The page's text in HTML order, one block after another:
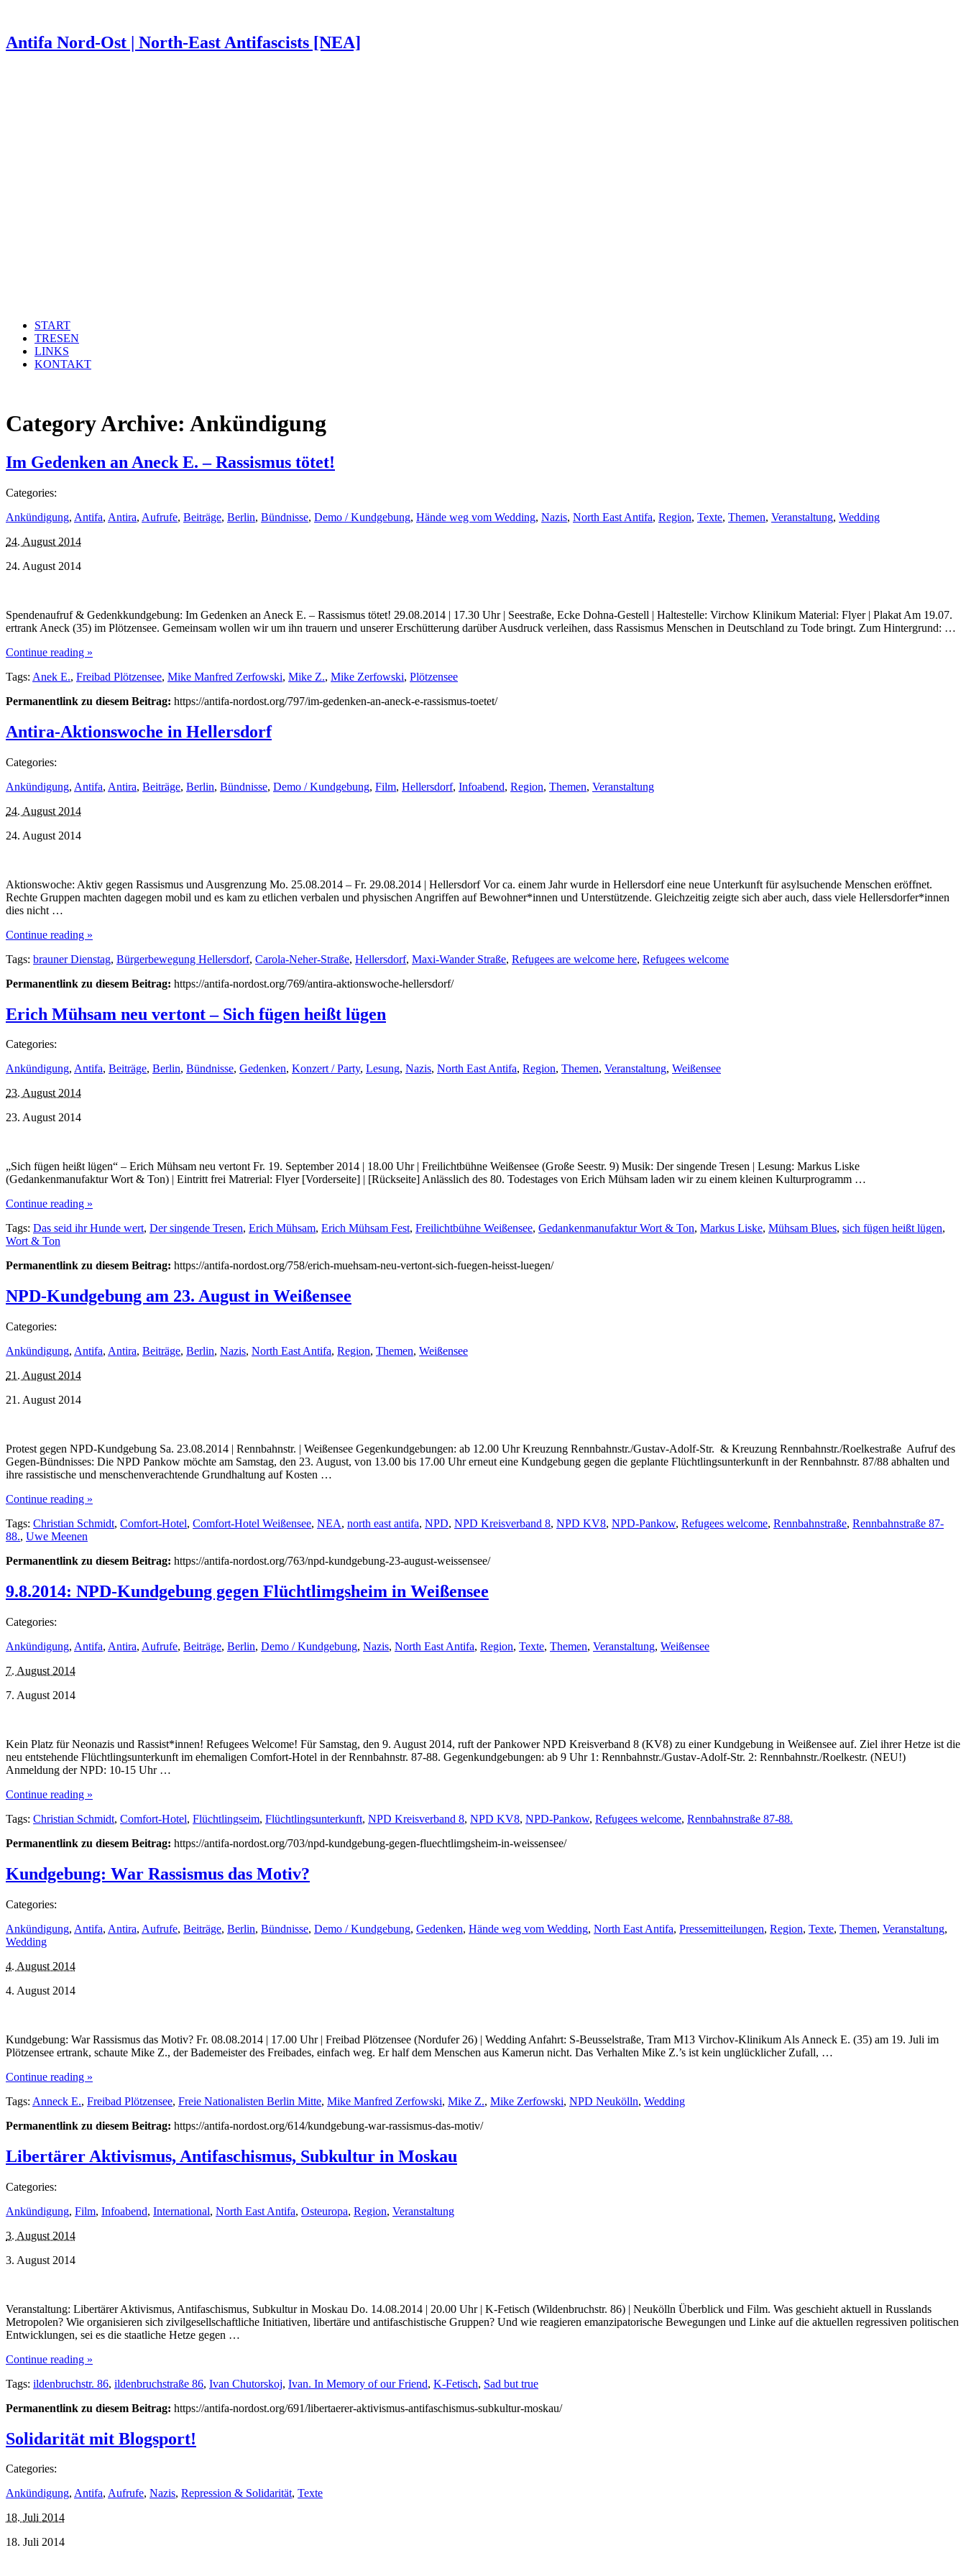
Antifa Nord-Ost | North-East Antifascists [NEA]
START
TRESEN
LINKS
KONTAKT
Category Archive: Ankündigung
Im Gedenken an Aneck E. – Rassismus tötet!
Categories:
Ankündigung, Antifa, Antira, Aufrufe, Beiträge, Berlin, Bündnisse, Demo / Kundgebung, Hände weg vom Wedding, Nazis, North East Antifa, Region, Texte, Themen, Veranstaltung, Wedding
24. August 2014
24. August 2014
Spendenaufruf & Gedenkkundgebung: Im Gedenken an Aneck E. – Rassismus tötet! 29.08.2014 | 17.30 Uhr | Seestraße, Ecke Dohna-Gestell | Haltestelle: Virchow ­Klinikum Material: Flyer | Plakat Am 19.07.
ertrank Aneck (35) im Plötzensee. Gemeinsam wollen wir um ihn trauern und unserer Erschütterung darüber Ausdruck verleihen, dass Rassismus Menschen in Deutschland zu Tode bringt. Zum Hintergrund: …
Continue reading »
Tags: Anek E., Freibad Plötzensee, Mike Manfred Zerfowski, Mike Z., Mike Zerfowski, Plötzensee
Permanentlink zu diesem Beitrag: https://antifa-nordost.org/797/im-gedenken-an-aneck-e-rassismus-toetet/
Antira-Aktionswoche in Hellersdorf
Categories:
Ankündigung, Antifa, Antira, Beiträge, Berlin, Bündnisse, Demo / Kundgebung, Film, Hellersdorf, Infoabend, Region, Themen, Veranstaltung
24. August 2014
24. August 2014
Aktionswoche: Aktiv gegen Rassismus und Ausgrenzung Mo. 25.08.2014 – Fr. 29.08.2014 | Hellersdorf Vor ca. einem Jahr wurde in Hellersdorf eine neue Unterkunft für asylsuchende Menschen eröffnet.
Rechte Gruppen machten dagegen mobil und es kam zu etlichen verbalen und physischen Angriffen auf Bewohner*innen und Unterstützende. Gleichzeitig zeigte sich aber auch, dass viele Hellersdorfer*innen
dies nicht …
Continue reading »
Tags: brau­ner Diens­tag, Bürgerbewegung Hellersdorf, Carola-Neher-Straße, Hellersdorf, Ma­xi-​Wan­der Stra­ße, Re­fu­gees are wel­co­me here, Re­fu­gees wel­co­me
Permanentlink zu diesem Beitrag: https://antifa-nordost.org/769/antira-aktionswoche-hellersdorf/
Erich Mühsam neu vertont – Sich fügen heißt lügen
Categories:
Ankündigung, Antifa, Beiträge, Berlin, Bündnisse, Gedenken, Konzert / Party, Lesung, Nazis, North East Antifa, Region, Themen, Veranstaltung, Weißensee
23. August 2014
23. August 2014
„Sich fügen heißt lügen“ – Erich Mühsam neu vertont Fr. 19. September 2014 | 18.00 Uhr | Freilichtbühne Weißensee (Große Seestr. 9) Musik: Der singende Tresen | Lesung: Markus Liske
(Gedankenmanufaktur Wort & Ton) | Eintritt frei Matrerial: Flyer [Vorderseite] | [Rückseite] Anlässlich des 80. Todestages von Erich Mühsam laden wir zu einem kleinen Kulturprogramm …
Continue reading »
Tags: Das seid ihr Hunde wert, Der singende Tresen, Erich Mühsam, Erich Mühsam Fest, Freilichtbühne Weißensee, Gedankenmanufaktur Wort & Ton, Markus Liske, Mühsam Blues, sich fügen heißt lügen,
Wort & Ton
Permanentlink zu diesem Beitrag: https://antifa-nordost.org/758/erich-muehsam-neu-vertont-sich-fuegen-heisst-luegen/
NPD-Kundgebung am 23. August in Weißensee
Categories:
Ankündigung, Antifa, Antira, Beiträge, Berlin, Nazis, North East Antifa, Region, Themen, Weißensee
21. August 2014
21. August 2014
Protest gegen NPD-Kundgebung Sa. 23.08.2014 | Rennbahnstr. | Weißensee Gegenkundgebungen: ab 12.00 Uhr Kreuzung Rennbahnstr./Gustav-Adolf-Str. & Kreuzung Rennbahnstr./Roelkestraße Aufruf des
Gegen-Bündnisses: Die NPD Pankow möchte am Samstag, den 23. August, von 13.00 bis 17.00 Uhr erneut eine Kundgebung gegen die geplante Flüchtlingsunterkunft in der Rennbahnstr. 87/88 abhalten und
ihre rassistische und menschenverachtende Grundhaltung auf Kosten …
Continue reading »
Tags: Christian Schmidt, Comfort-Hotel, Comfort-Hotel Weißensee, NEA, north east antifa, NPD, NPD Kreisverband 8, NPD KV8, NPD-Pankow, Refugees welcome, Rennbahnstraße, Rennbahnstraße 87-
88., Uwe Meenen
Permanentlink zu diesem Beitrag: https://antifa-nordost.org/763/npd-kundgebung-23-august-weissensee/
9.8.2014: NPD-Kundgebung gegen Flüchtlimgsheim in Weißensee
Categories:
Ankündigung, Antifa, Antira, Aufrufe, Beiträge, Berlin, Demo / Kundgebung, Nazis, North East Antifa, Region, Texte, Themen, Veranstaltung, Weißensee
7. August 2014
7. August 2014
Kein Platz für Neonazis und Rassist*innen! Refugees Welcome! Für Samstag, den 9. August 2014, ruft der Pankower NPD Kreisverband 8 (KV8) zu einer Kundgebung in Weißensee auf. Ziel ihrer Hetze ist die
neu entstehende Flüchtlingsunterkunft im ehemaligen Comfort-Hotel in der Rennbahnstr. 87-88. Gegenkundgebungen: ab 9 Uhr 1: Rennbahnstr./Gustav-Adolf-Str. 2: Rennbahnstr./Roelkestr. (NEU!)
Anmeldung der NPD: 10-15 Uhr …
Continue reading »
Tags: Christian Schmidt, Comfort-Hotel, Flüchtlingseim, Flüchtlingsunterkunft, NPD Kreisverband 8, NPD KV8, NPD-Pankow, Refugees welcome, Rennbahnstraße 87-88.
Permanentlink zu diesem Beitrag: https://antifa-nordost.org/703/npd-kundgebung-gegen-fluechtlimgsheim-in-weissensee/
Kundgebung: War Rassismus das Motiv?
Categories:
Ankündigung, Antifa, Antira, Aufrufe, Beiträge, Berlin, Bündnisse, Demo / Kundgebung, Gedenken, Hände weg vom Wedding, North East Antifa, Pressemitteilungen, Region, Texte, Themen, Veranstaltung,
Wedding
4. August 2014
4. August 2014
Kundgebung: War Rassismus das Motiv? Fr. 08.08.2014 | 17.00 Uhr | Freibad Plötzensee (Nordufer 26) | Wedding Anfahrt: S-Beusselstraße, Tram M13 Virchov-Klinikum Als Anneck E. (35) am 19. Juli im
Plötzensee ertrank, schaute Mike Z., der Bademeister des Freibades, einfach weg. Er half dem Menschen aus Kamerun nicht. Das Verhalten Mike Z.’s ist kein unglücklicher Zufall, …
Continue reading »
Tags: Anneck E., Freibad Plötzensee, Freie Nationalisten Berlin Mitte, Mike Manfred Zerfowski, Mike Z., Mike Zerfowski, NPD Neukölln, Wedding
Permanentlink zu diesem Beitrag: https://antifa-nordost.org/614/kundgebung-war-rassismus-das-motiv/
Libertärer Aktivismus, Antifaschismus, Subkultur in Moskau
Categories:
Ankündigung, Film, Infoabend, International, North East Antifa, Osteuropa, Region, Veranstaltung
3. August 2014
3. August 2014
Veranstaltung: Libertärer Aktivismus, Antifaschismus, Subkultur in Moskau Do. 14.08.2014 | 20.00 Uhr | K-Fetisch (Wildenbruchstr. 86) | Neukölln Überblick und Film. Was geschieht aktuell in Russlands
Metropolen? Wie organisieren sich zivilgesellschaftliche Initiativen, libertäre und antifaschistische Gruppen? Und wie reagieren emanzipatorische Bewegungen und Linke auf die aktuellen regressiven politischen
Entwicklungen, sei es die staatliche Hetze gegen …
Continue reading »
Tags: ildenbruchstr. 86, ildenbruchstraße 86, Ivan Chutorskoj, Ivan. In Memory of our Friend, K-Fetisch, Sad but true
Permanentlink zu diesem Beitrag: https://antifa-nordost.org/691/libertaerer-aktivismus-antifaschismus-subkultur-moskau/
Solidarität mit Blogsport!
Categories:
Ankündigung, Antifa, Aufrufe, Nazis, Repression & Solidarität, Texte
18. Juli 2014
18. Juli 2014